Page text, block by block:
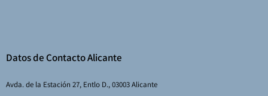
Datos de Contacto Alicante
Avda. de la Estación 27, Entlo D., 03003 Alicante